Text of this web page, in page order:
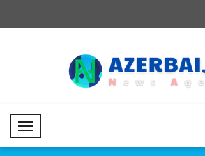
Mobil Menü